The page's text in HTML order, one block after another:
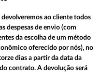
ao cliente todos
despesas de envio (com
da escolha de um método
oferecido por nós), no
dias a partir da data da
contrato. A devolução será